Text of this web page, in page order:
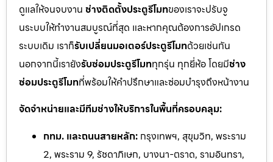
ดูแลให้จนจบงาน ช่างติดตั้งประตูรีโมทของเราจะปรับจู
นระบบให้ทำงานสมบูรณ์ที่สุด และหากคุณต้องการอัปเกรด
ระบบเดิม เราก็รับเปลี่ยนมอเตอร์ประตูรีโมทด้วยเช่นกัน
นอกจากนี้เรายังรับซ่อมประตูรีโมททุกรุ่น ทุกยี่ห้อ โดยมีช่าง
ซ่อมประตูรีโมทที่พร้อมให้คำปรึกษาและซ่อมบำรุงถึงหน้างาน
จัดจำหน่ายและมีทีมช่างให้บริการในพื้นที่ครอบคลุม:
กทม. และถนนสายหลัก: กรุงเทพฯ, สุขุมวิท, พระราม
2, พระราม 9, รัชดาภิเษก, บางนา-ตราด, รามอินทรา,